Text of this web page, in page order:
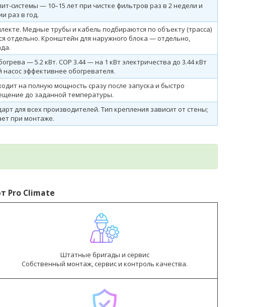
системы — 10–15 лет при чистке фильтров раз в 2 недели и
раз в год.
Медные трубы и кабель подбираются по объекту (трасса)
отдельно. Кронштейн для наружного блока — отдельно,
— 5.2 кВт. COP 3.44 — на 1 кВт электричества до 3.44 кВт
насос эффективнее обогревателя.
на полную мощность сразу после запуска и быстро
до заданной температуры.
для всех производителей. Тип крепления зависит от стены;
при монтаже.
Pro Climate
Штатные бригады и сервис
Собственный монтаж, сервис и контроль качества.